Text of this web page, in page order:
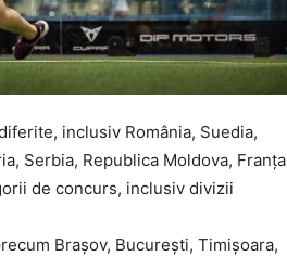
inclusiv România, Suedia,
Serbia, Republica Moldova, Franța
de concurs, inclusiv divizii
Brașov, București, Timișoara,